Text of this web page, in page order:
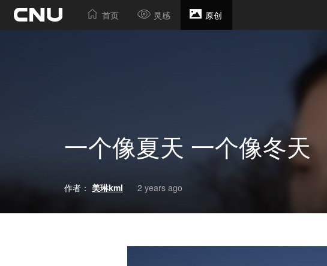
首页 灵感 原创
一个像夏天 一个像冬天
作者： 美琳kml 2 years ago